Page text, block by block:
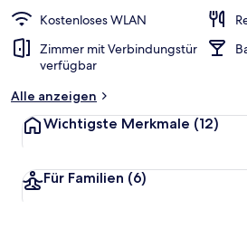
Kostenloses WLAN
Zimmer mit Verbindungstür
verfügbar
Alle anzeigen
Wichtigste Merkmale (12)
Für Familien (6)